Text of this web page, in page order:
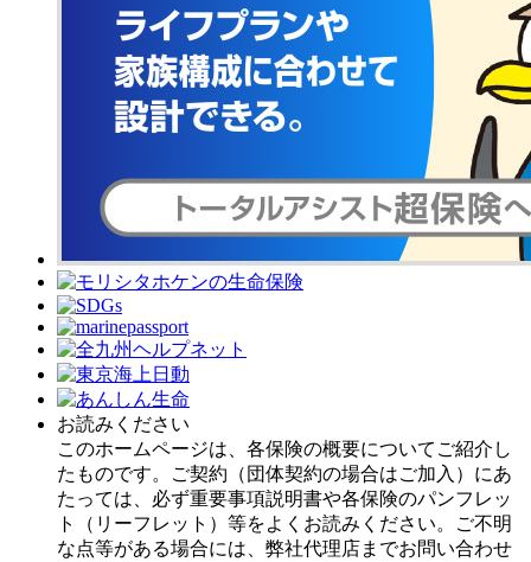
お読みください
このホームページは、各保険の概要についてご紹介し
たものです。ご契約（団体契約の場合はご加入）にあ
たっては、必ず重要事項説明書や各保険のパンフレッ
ト（リーフレット）等をよくお読みください。ご不明
な点等がある場合には、弊社代理店までお問い合わせ